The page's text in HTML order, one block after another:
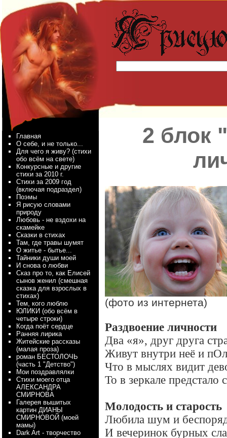
Главная
О себе, и не только...
Для чего я живу? (стихи
обо всём на свете)
Конкурсные и другие
стихи за 2010 г.
Стихи за 2009 год
(включая подраздел)
Поэмы
Я рисую словами
природу
Любовь - не вздохи на
скамейке
Сказки в стихах
Там, где травы шумят
О житье - бытье...
Тайники души моей
И снова о любви
Сказ про то, как Елисей
сынов женил (смешная
сказка для взрослых в
стихах)
Тем, кого люблю
ЮЛИКИ (обо всём в
четыре строки)
Когда поёт сердце
Ранняя лирика
Житейские рассказы
(малая проза)
роман БЕСТОЛОЧЬ
(часть 1 "Детство")
Мои поздравлялки
Стихи моего отца
АЛЕКСАНДРА
СМИРНОВА
Галерея вышитых
картин ДИАНЫ
СМИРНОВОЙ (моей
мамы)
Dark Art - творчество
2 блок
(фото из интернета)
Раздвоение личности
Два «я», друг друга
Живут внутри неё и
Что в мыслях видит
То в зеркале предстало
Молодость и старость
Любила шум и
И вечеринок бурных